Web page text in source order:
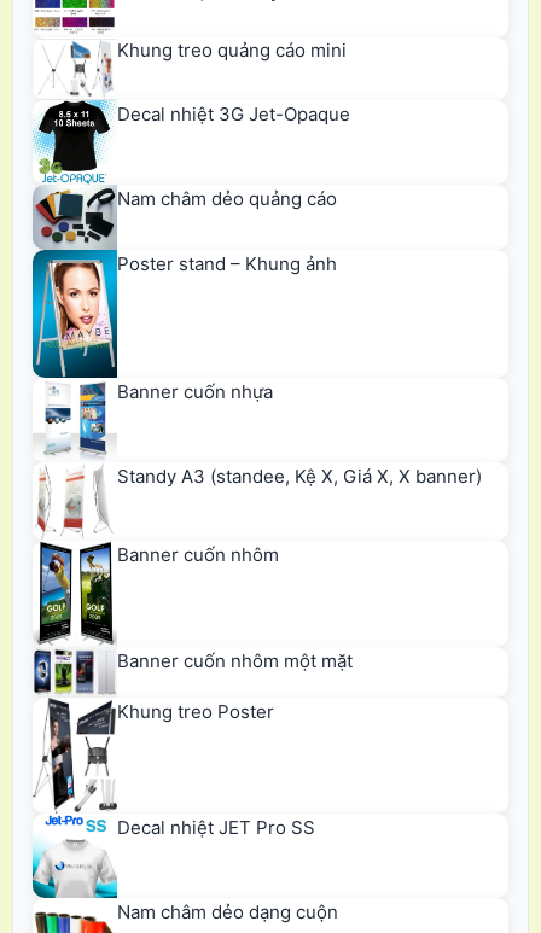
Khung treo quảng cáo mini
Decal nhiệt 3G Jet-Opaque
Nam châm dẻo quảng cáo
Poster stand – Khung ảnh
Banner cuốn nhựa
Standy A3 (standee, Kệ X, Giá X, X banner)
Banner cuốn nhôm
Banner cuốn nhôm một mặt
Khung treo Poster
Decal nhiệt JET Pro SS
Nam châm dẻo dạng cuộn